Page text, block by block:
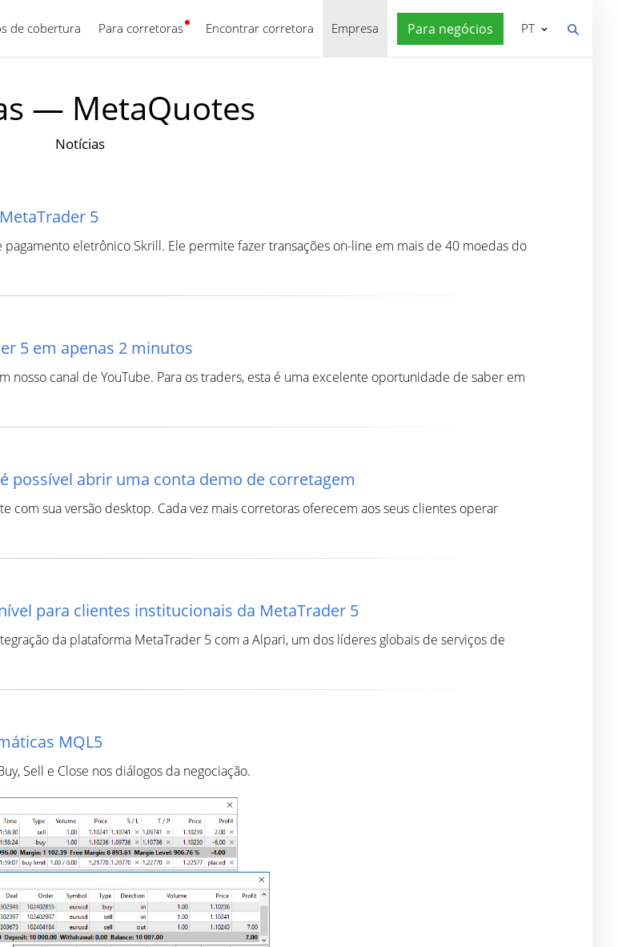
de cobertura Para corretoras Encontrar corretora Empresa Para negócios
Português PT
— MetaQuotes
Notícias
5
eletrônico Skrill. Ele permite fazer transações on-line em mais de 40 moedas do
5 em apenas 2 minutos
nosso canal de YouTube. Para os traders, esta é uma excelente oportunidade de saber em
possível abrir uma conta demo de corretagem
sua versão desktop. Cada vez mais corretoras oferecem aos seus clientes operar
para clientes institucionais da MetaTrader 5
da plataforma MetaTrader 5 com a Alpari, um dos líderes globais de serviços de
MQL5
Sell e Close nos diálogos da negociação.